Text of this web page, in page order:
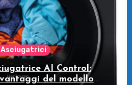
Asciugatrici
AI Control:
vantaggi del modello